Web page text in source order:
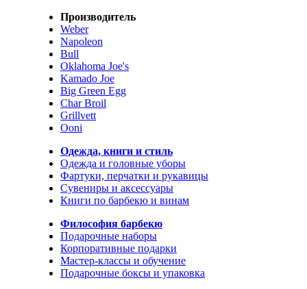
Производитель
Weber
Napoleon
Bull
Oklahoma Joe's
Kamado Joe
Big Green Egg
Char Broil
Grillvett
Ooni
Одежда, книги и стиль
Одежда и головные уборы
Фартуки, перчатки и рукавицы
Сувениры и аксессуары
Книги по барбекю и винам
Философия барбекю
Подарочные наборы
Корпоративные подарки
Мастер-классы и обучение
Подарочные боксы и упаковка